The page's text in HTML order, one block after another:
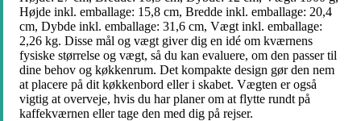
Højde inkl. emballage: 15,8 cm, Bredde inkl. emballage: 20,4
cm, Dybde inkl. emballage: 31,6 cm, Vægt inkl. emballage:
2,26 kg. Disse mål og vægt giver dig en idé om kværnens
fysiske størrelse og vægt, så du kan evaluere, om den passer til
dine behov og køkkenrum. Det kompakte design gør den nem
at placere på dit køkkenbord eller i skabet. Vægten er også
vigtig at overveje, hvis du har planer om at flytte rundt på
kaffekværnen eller tage den med dig på rejser.